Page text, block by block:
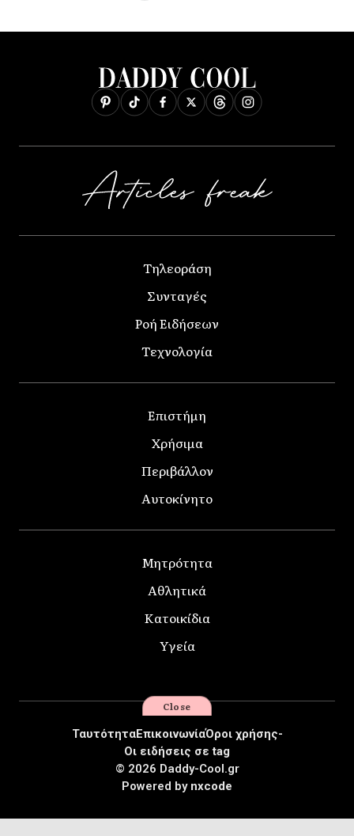
Τηλεοράση
Συνταγές
Ροή Ειδήσεων
Τεχνολογία
Επιστήμη
Χρήσιμα
Περιβάλλον
Αυτοκίνητο
Μητρότητα
Αθλητικά
Κατοικίδια
Υγεία
© 2026 Daddy-Cool.gr
ΤαυτότηταΕπικοινωνίαΌροι χρήσης-
Οι ειδήσεις σε tag
Powered by nxcode
Close